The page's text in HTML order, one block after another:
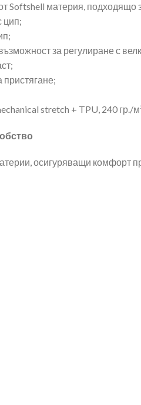
Softshell материя, подходящо
цип;
за регулиране с
пристягане;
stretch + TPU, 240 гр./
осигуряващи